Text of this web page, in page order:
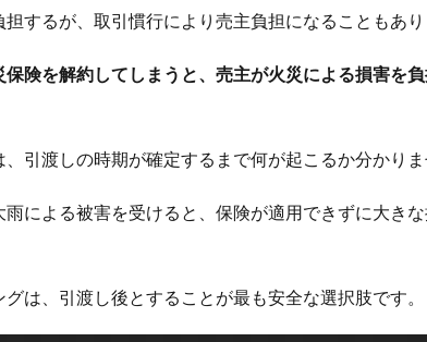
するが、取引慣行により売主負担になることもあ
保険を解約してしまうと、売主が火災による損害を
引渡しの時期が確定するまで何が起こるか分かり
による被害を受けると、保険が適用できずに大き
は、引渡し後とすることが最も安全な選択肢です。